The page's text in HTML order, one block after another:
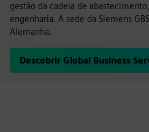
gestão da cadeia de
engenharia. A sede da Siemens
Alemanha.
Descobrir Global Business